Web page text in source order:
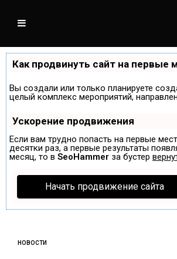
Как продвинуть сайт на первые
Вы создали или только планируете
целый комплекс мероприятий,
Ускорение продвижения
Если вам трудно попасть на первые
десятки раз, а первые результаты
месяц, то в SeoHammer за бустер
Начать продвижение сайта
НОВОСТИ